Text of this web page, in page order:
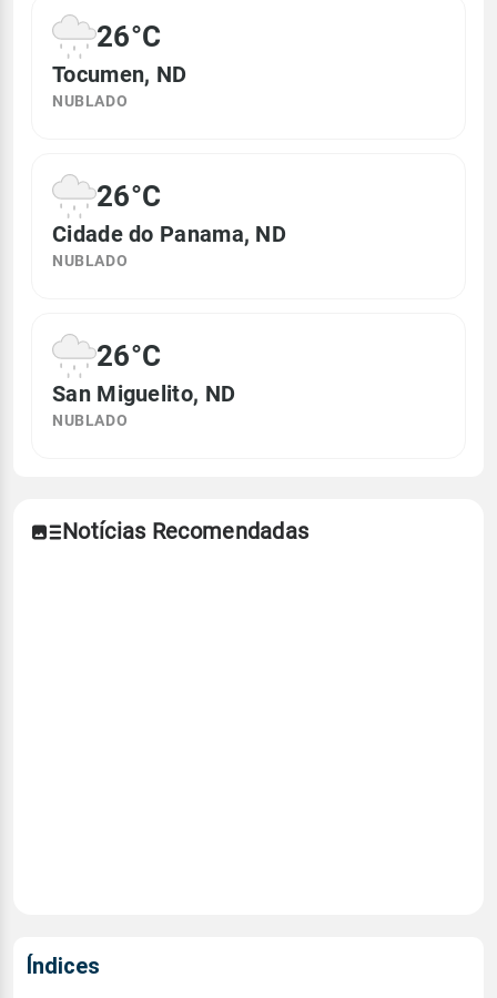
26°C
Tocumen, ND
NUBLADO
26°C
Cidade do Panama, ND
NUBLADO
26°C
San Miguelito, ND
NUBLADO
Notícias Recomendadas
Índices